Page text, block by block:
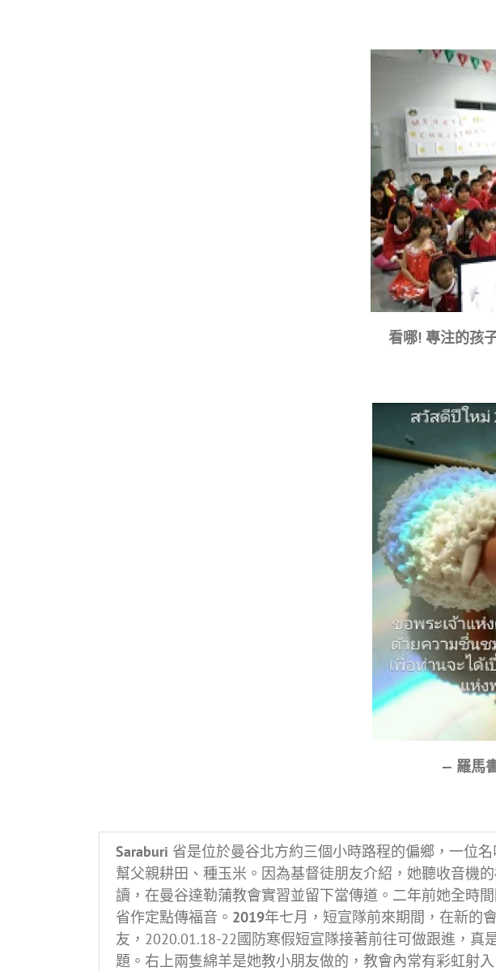
看哪! 專注的孩
— 羅馬
Saraburi 省是位於曼谷北方約三個小時路程的偏鄉，一位
幫父親耕田、種玉米。因為基督徒朋友介紹，她聽收音機
讀，在曼谷達勒蒲教會實習並留下當傳道。二年前她全時
省作定點傳福音。 2019年七月，短宣隊前來期間，在新的
友，2020.01.18-22國防寒假短宣隊接著前往可做跟進，
題。右上兩隻綿羊是她教小朋友做的，教會內常有彩虹射